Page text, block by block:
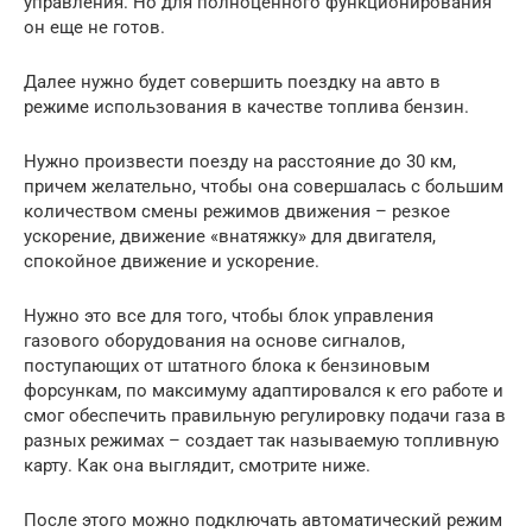
он еще не готов.
Далее нужно будет совершить поездку на авто в
режиме использования в качестве топлива бензин.
Нужно произвести поезду на расстояние до 30 км,
причем желательно, чтобы она совершалась с большим
количеством смены режимов движения – резкое
ускорение, движение «внатяжку» для двигателя,
спокойное движение и ускорение.
Нужно это все для того, чтобы блок управления
газового оборудования на основе сигналов,
поступающих от штатного блока к бензиновым
форсункам, по максимуму адаптировался к его работе и
смог обеспечить правильную регулировку подачи газа в
разных режимах – создает так называемую топливную
карту. Как она выглядит, смотрите ниже.
После этого можно подключать автоматический режим